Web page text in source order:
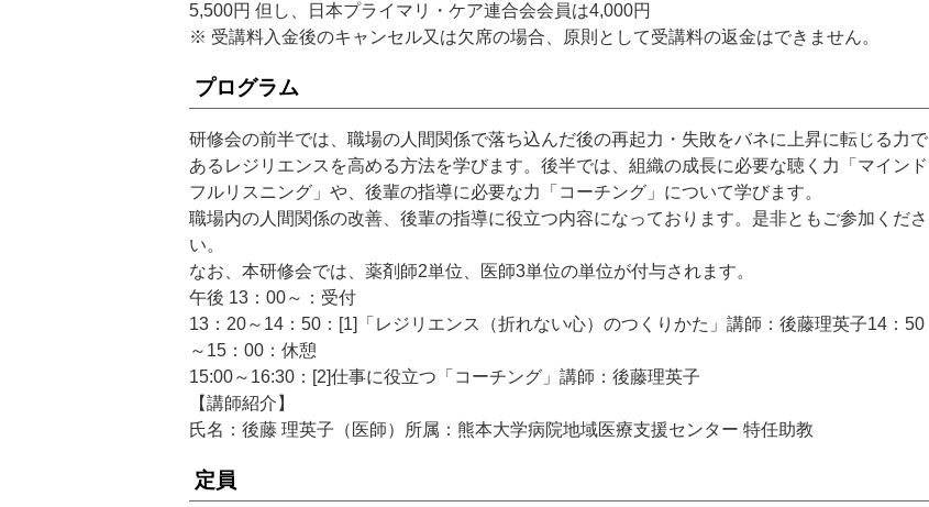
5,500円 但し、日本プライマリ・ケア連合会会員は4,000円
※ 受講料入金後のキャンセル又は欠席の場合、原則として受講料の返金はできません。
プログラム
研修会の前半では、職場の人間関係で落ち込んだ後の再起力・失敗をバネに上昇に転じる力で
あるレジリエンスを高める方法を学びます。後半では、組織の成長に必要な聴く力「マインド
フルリスニング」や、後輩の指導に必要な力「コーチング」について学びます。
職場内の人間関係の改善、後輩の指導に役立つ内容になっております。是非ともご参加くださ
い。
なお、本研修会では、薬剤師2単位、医師3単位の単位が付与されます。
午後 13：00～：受付
13：20～14：50：[1]「レジリエンス（折れない心）のつくりかた」講師：後藤理英子14：50
～15：00：休憩
15:00～16:30：[2]仕事に役立つ「コーチング」講師：後藤理英子
【講師紹介】
氏名：後藤 理英子（医師）所属：熊本大学病院地域医療支援センター 特任助教
定員